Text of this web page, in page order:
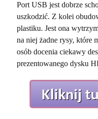
Port USB jest dobrze
uszkodzić. Z kolei
plastiku. Jest ona
na niej żadne rysy, które
osób docenia ciekawy
prezentowanego dysku